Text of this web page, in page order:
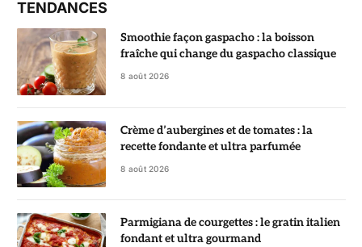
TENDANCES
Smoothie façon gaspacho : la boisson
fraîche qui change du gaspacho classique
8 août 2026
Crème d’aubergines et de tomates : la
recette fondante et ultra parfumée
8 août 2026
Parmigiana de courgettes : le gratin italien
fondant et ultra gourmand